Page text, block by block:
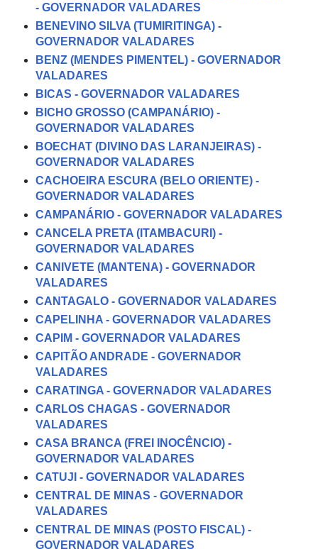
- GOVERNADOR VALADARES
BENEVINO SILVA (TUMIRITINGA) -
GOVERNADOR VALADARES
BENZ (MENDES PIMENTEL) - GOVERNADOR
VALADARES
BICAS - GOVERNADOR VALADARES
BICHO GROSSO (CAMPANÁRIO) -
GOVERNADOR VALADARES
BOECHAT (DIVINO DAS LARANJEIRAS) -
GOVERNADOR VALADARES
CACHOEIRA ESCURA (BELO ORIENTE) -
GOVERNADOR VALADARES
CAMPANÁRIO - GOVERNADOR VALADARES
CANCELA PRETA (ITAMBACURI) -
GOVERNADOR VALADARES
CANIVETE (MANTENA) - GOVERNADOR
VALADARES
CANTAGALO - GOVERNADOR VALADARES
CAPELINHA - GOVERNADOR VALADARES
CAPIM - GOVERNADOR VALADARES
CAPITÃO ANDRADE - GOVERNADOR
VALADARES
CARATINGA - GOVERNADOR VALADARES
CARLOS CHAGAS - GOVERNADOR
VALADARES
CASA BRANCA (FREI INOCÊNCIO) -
GOVERNADOR VALADARES
CATUJI - GOVERNADOR VALADARES
CENTRAL DE MINAS - GOVERNADOR
VALADARES
CENTRAL DE MINAS (POSTO FISCAL) -
GOVERNADOR VALADARES